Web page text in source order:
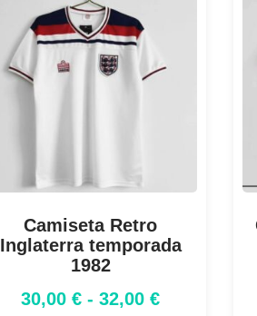
Camiseta Retro
Inglaterra temporada
1982
30,00 € - 32,00 €